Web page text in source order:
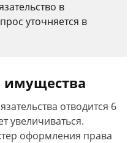
в
уточняется в
имущества
отводится 6
увеличиваться.
оформления права